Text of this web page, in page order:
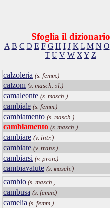
Sfoglia il dizionario
A B C D E F G H I J K L M N O
T U V W X Y Z
calzoleria (s. femm.)
calzoni (s. masch. pl.)
camaleonte (s. masch.)
cambiale (s. femm.)
cambiamento (s. masch.)
cambiamento (s. masch.)
cambiare (v. intr.)
cambiare (v. trans.)
cambiarsi (v. pron.)
cambiavalute (s. masch.)
cambio (s. masch.)
cambusa (s. femm.)
camelia (s. femm.)